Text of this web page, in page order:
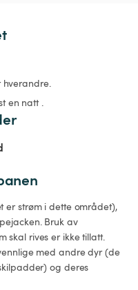
hverandre.
en natt .
er strøm i dette området),
Bruk av
skal rives er ikke tillatt.
med andre dyr (de
og deres